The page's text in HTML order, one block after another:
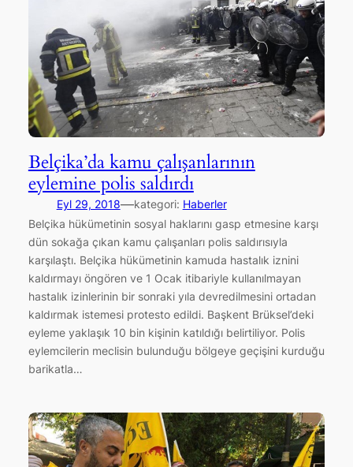
Belçika’da kamu çalışanlarının
eylemine polis saldırdı
Eyl 29, 2018—kategori: Haberler
Belçika hükümetinin sosyal haklarını gasp etmesine karşı
dün sokağa çıkan kamu çalışanları polis saldırısıyla
karşılaştı. Belçika hükümetinin kamuda hastalık iznini
kaldırmayı öngören ve 1 Ocak itibariyle kullanılmayan
hastalık izinlerinin bir sonraki yıla devredilmesini ortadan
kaldırmak istemesi protesto edildi. Başkent Brüksel’deki
eyleme yaklaşık 10 bin kişinin katıldığı belirtiliyor. Polis
eylemcilerin meclisin bulunduğu bölgeye geçişini kurduğu
barikatla…